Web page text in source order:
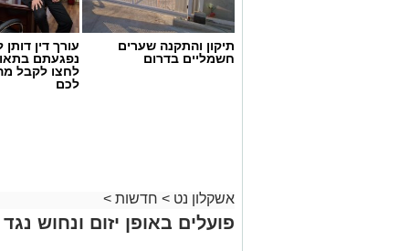
החשד השתתפו במשחקי הימורים.
על פי החשד, לניהול ולהפעלת הימורים
להפעלת משחקי בינגו, כרטיסי בינגו
תיקון והתקנה שערים
חשמליים בדרום
עורך דין דותן
נפגעתם
לחצו לקבל
לכם
אשקלון נט > חדשות >
פועלים באופן יזום ונחוש